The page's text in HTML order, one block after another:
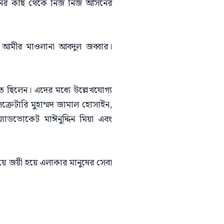
কাছ থেকে নিজ নিজ আসনের
আমীর মাওলানা আবদুল জব্বার।
ছিলেন। এদের মধ্যে উল্লেখযোগ্য
মুহাম্মদ জামাল হোসাইন,
মাঈনুদ্দিন মিয়া এবং
জয়ী হয়ে এলাকার মানুষের সেবা